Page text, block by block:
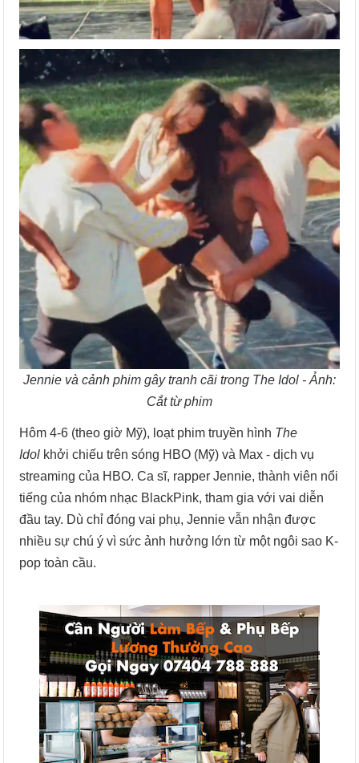
Jennie và cảnh phim gây tranh cãi trong The Idol - Ảnh:
Cắt từ phim
Hôm 4-6 (theo giờ Mỹ), loạt phim truyền hình The
Idol khởi chiếu trên sóng HBO (Mỹ) và Max - dịch vụ
streaming của HBO. Ca sĩ, rapper Jennie, thành viên nổi
tiếng của nhóm nhạc BlackPink, tham gia với vai diễn
đầu tay. Dù chỉ đóng vai phụ, Jennie vẫn nhận được
nhiều sự chú ý vì sức ảnh hưởng lớn từ một ngôi sao K-
pop toàn cầu.